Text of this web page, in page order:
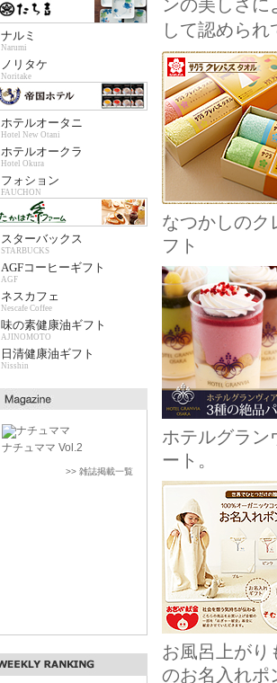
ナルミ
Narumi
ノリタケ
Noritake
ホテルオータニ
Hotel New Otani
ホテルオークラ
Hotel Okura
フォション
FAUCHON
スターバックス
STARBUCKS
AGFコーヒーギフト
AGF
ネスカフェ
Nescafe Coffee
味の素健康油ギフト
AJINOMOTO
日清健康油ギフト
Nisshin
ナチュママ Vol.2
>> 雑誌掲載一覧
ンの美しさ
して認めら
なつかしのク
フト
ホテルグラン
ート。
お風呂上がり
のお名入れポ